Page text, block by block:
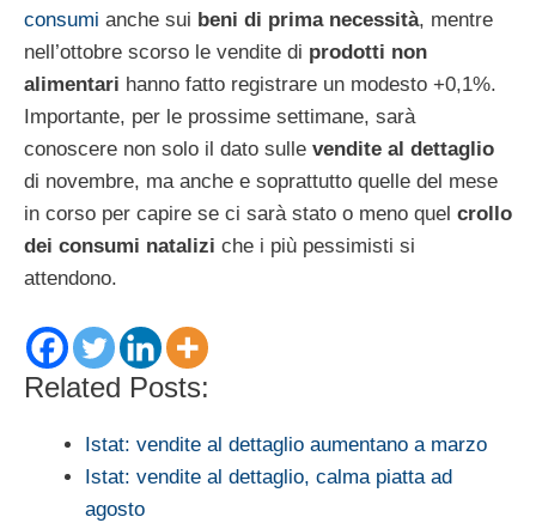
consumi anche sui beni di prima necessità, mentre
nell’ottobre scorso le vendite di prodotti non
alimentari hanno fatto registrare un modesto +0,1%.
Importante, per le prossime settimane, sarà
conoscere non solo il dato sulle vendite al dettaglio
di novembre, ma anche e soprattutto quelle del mese
in corso per capire se ci sarà stato o meno quel crollo
dei consumi natalizi che i più pessimisti si
attendono.
Related Posts:
Istat: vendite al dettaglio aumentano a marzo
Istat: vendite al dettaglio, calma piatta ad
agosto